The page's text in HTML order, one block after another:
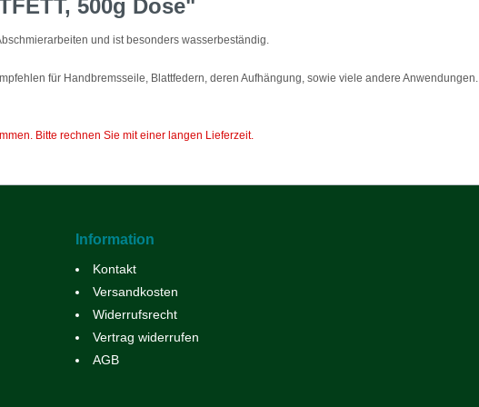
500g Dose"
und ist besonders wasserbeständig.
für Handbremsseile, Blattfedern, deren Aufhängung, sowie viele andere Anwendungen.
Bitte rechnen Sie mit einer langen Lieferzeit.
Information
Kontakt
Versandkosten
Widerrufsrecht
Vertrag widerrufen
AGB